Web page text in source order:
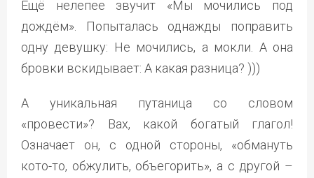
Ещё нелепее звучит «Мы мочились под
дождём». Попыталась однажды поправить
одну девушку: Не мочились, а мокли. А она
бровки вскидывает: А какая разница? )))
А уникальная путаница со словом
«провести»? Вах, какой богатый глагол!
Означает он, с одной стороны, «обмануть
кото-то, обжулить, объегорить», а с другой –